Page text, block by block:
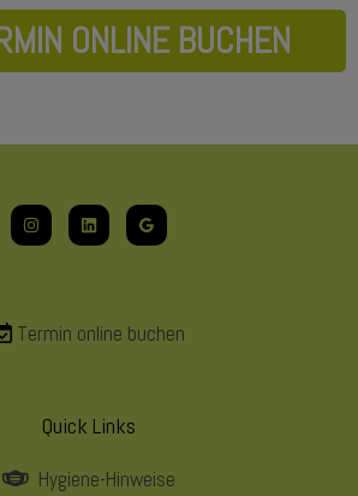
ONLINE BUCHEN
Termin online buchen
Quick Links
Hygiene-Hinweise